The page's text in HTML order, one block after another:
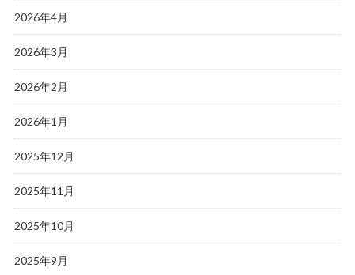
2026年4月
2026年3月
2026年2月
2026年1月
2025年12月
2025年11月
2025年10月
2025年9月